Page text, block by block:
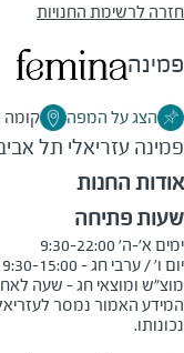
חזרה לרשימת החנויות
פמינה
הצג על המפה קומה
פמינה עזריאלי תל
אודות החנות
שעות פתיחה
מוצ"ש ומוצאי חג - שעה
המידע האמור נמסר